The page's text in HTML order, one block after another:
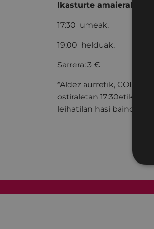
Ikasturte amaierako
17:30 umeak.
19:00 helduak.
Sarrera: 3 €
*Aldez aurretik,
ostiraletan 17:30etik
leihatilan hasi baino